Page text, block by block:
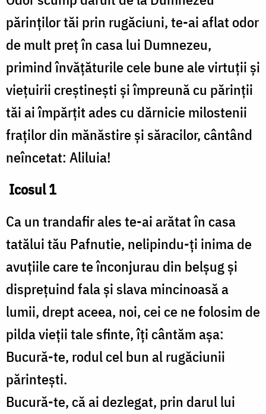
părinților tăi prin rugăciuni, te-ai aflat odor
de mult preț în casa lui Dumnezeu,
primind învățăturile cele bune ale virtuții și
viețuirii creștinești și împreună cu părinții
tăi ai împărțit ades cu dărnicie milostenii
fraților din mănăstire și săracilor, cântând
neîncetat: Aliluia!
Icosul 1
Ca un trandafir ales te-ai arătat în casa
tatălui tău Pafnutie, nelipindu-ți inima de
avuțiile care te înconjurau din belșug și
disprețuind fala și slava mincinoasă a
lumii, drept aceea, noi, cei ce ne folosim de
pilda vieții tale sfinte, îți cântăm așa:
Bucură-te, rodul cel bun al rugăciunii
părintești.
Bucură-te, că ai dezlegat, prin darul lui